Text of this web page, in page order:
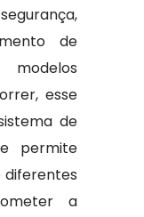
de
esse
de
permite
diferentes
a